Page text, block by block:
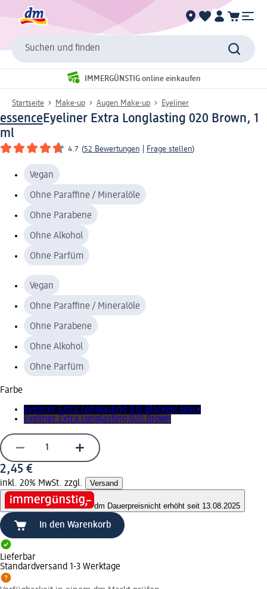
Suchen und finden
IMMERGÜNSTIG online einkaufen
Startseite Make-up Augen Make-up Eyeliner
essenceEyeliner Extra Longlasting 020 Brown, 1
ml
4.7 (52 Bewertungen Frage stellen)
Vegan
Ohne Paraffine / Mineralöle
Ohne Parabene
Ohne Alkohol
Ohne Parfüm
Vegan
Ohne Paraffine / Mineralöle
Ohne Parabene
Ohne Alkohol
Ohne Parfüm
Farbe
Eyeliner Extra Longlasting 010 Blackest Black
Eyeliner Extra Longlasting 020 Brown
2,45 €
inkl. 20% MwSt. zzgl. Versand
dm Dauerpreisnicht erhöht seit 13.08.2025
In den Warenkorb
Lieferbar
Standardversand 1-3 Werktage